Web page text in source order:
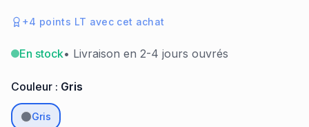
+4 points LT avec cet achat
En stock• Livraison en 2-4 jours ouvrés
Couleur : Gris
Gris